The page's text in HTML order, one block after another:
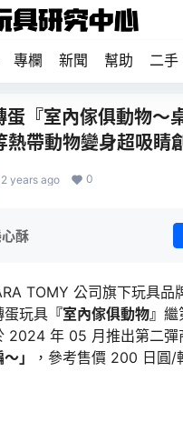
專欄 新聞 幫助 二手
蛋『室內傢俱動物～
熱帶動物變身超吸睛
2 years ago 0
酥
TOMY 公司旗下玩具品
蛋玩具 『室內傢俱動物』 繼
2024 年 05 月推出第二彈
」
，參考售價 200 日圓/